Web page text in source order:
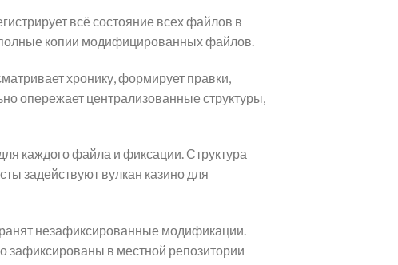
всё состояние всех файлов в
копии модифицированных файлов.
хронику, формирует правки,
опережает централизованные структуры,
каждого файла и фиксации. Структура
задействуют вулкан казино для
незафиксированные модификации.
зафиксированы в местной репозитории